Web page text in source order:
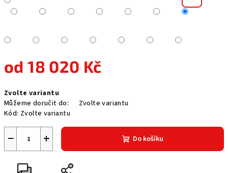
od18 020 Kč
cena:
Zvolte variantu
Můžeme doručit do:
Zvolte variantu
Kód: Zvolte variantu
+
− Do košíku